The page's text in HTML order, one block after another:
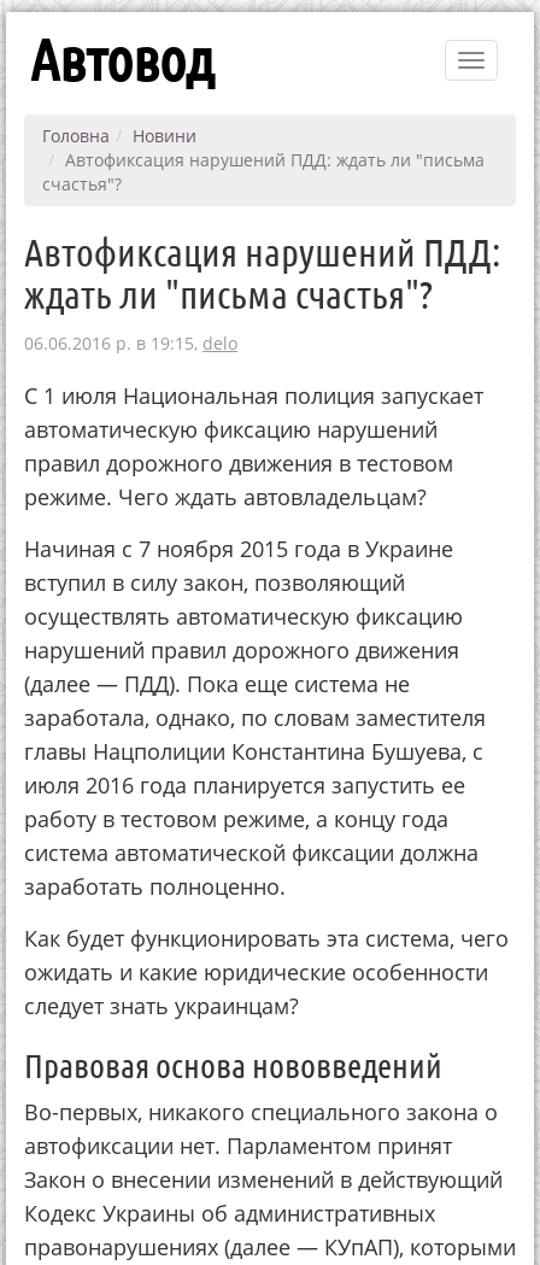
Toggle
Автовод
Головна
Новини
Автофиксация нарушений ПДД: ждать ли "письма
счастья"?
Автофиксация нарушений ПДД:
ждать ли "письма счастья"?
06.06.2016 р. в 19:15, delo
С 1 июля Национальная полиция запускает
автоматическую фиксацию нарушений
правил дорожного движения в тестовом
режиме. Чего ждать автовладельцам?
Начиная с 7 ноября 2015 года в Украине
вступил в силу закон, позволяющий
осуществлять автоматическую фиксацию
нарушений правил дорожного движения
(далее — ПДД). Пока еще система не
заработала, однако, по словам заместителя
главы Нацполиции Константина Бушуева, с
июля 2016 года планируется запустить ее
работу в тестовом режиме, а концу года
система автоматической фиксации должна
заработать полноценно.
Как будет функционировать эта система, чего
ожидать и какие юридические особенности
следует знать украинцам?
Правовая основа нововведений
Во-первых, никакого специального закона о
автофиксации нет. Парламентом принят
Закон о внесении изменений в действующий
Кодекс Украины об административных
правонарушениях (далее — КУпАП), которыми